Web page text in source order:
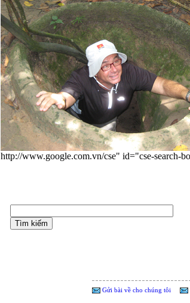
http://www.google.com.vn/cse" id="cse-search-
Gửi bài về cho chúng tôi